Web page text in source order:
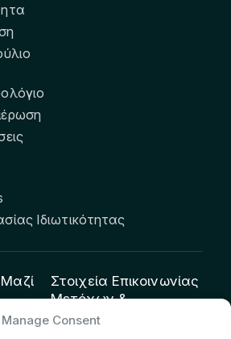
Manage Consent
Ιδιωτικότητας
Στοιχεία Επικοινωνίας
Μετόχων &
Επενδυτών: